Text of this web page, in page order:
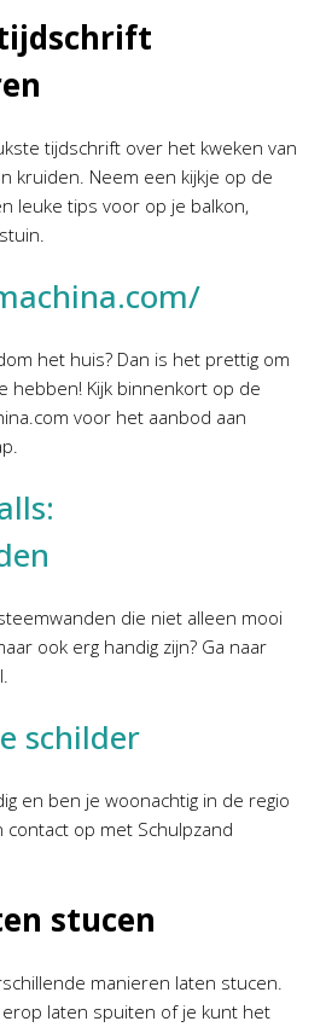
tijdschrift over het kweken van
kruiden. Neem een kijkje op de
leuke tips voor op je balkon,
het huis? Dan is het prettig om
hebben! Kijk binnenkort op de
voor het aanbod aan
die niet alleen mooi
ook erg handig zijn? Ga naar
schilder
en ben je woonachtig in de regio
contact op met Schulpzand
stucen
manieren laten stucen.
laten spuiten of je kunt het